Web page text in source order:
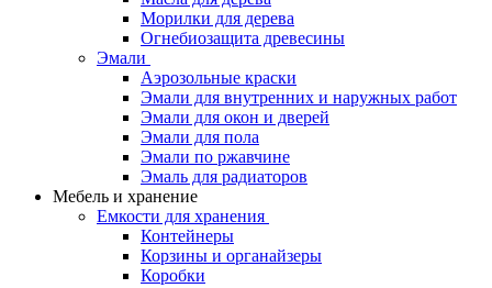
Морилки для дерева
Огнебиозащита древесины
Эмали
Аэрозольные краски
Эмали для внутренних и наружных работ
Эмали для окон и дверей
Эмали для пола
Эмали по ржавчине
Эмаль для радиаторов
Мебель и хранение
Емкости для хранения
Контейнеры
Корзины и органайзеры
Коробки